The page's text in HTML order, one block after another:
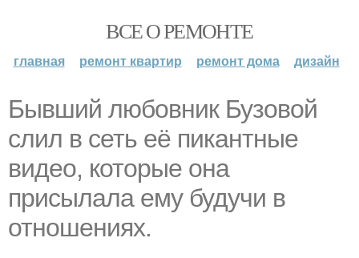
ВСЕ О РЕМОНТЕ
главная ремонт квартир ремонт дома дизайн
Бывший любовник Бузовой
слил в сеть её пикантные
видео, которые она
присылала ему будучи в
отношениях.